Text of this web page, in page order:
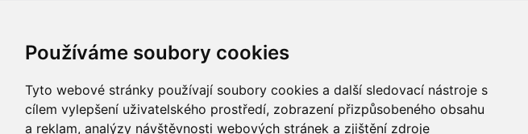
Používáme soubory cookies
Tyto webové stránky používají soubory cookies a další sledovací nástroje s
cílem vylepšení uživatelského prostředí, zobrazení přizpůsobeného obsahu
a reklam, analýzy návštěvnosti webových stránek a zjištění zdroje
souborů cookies